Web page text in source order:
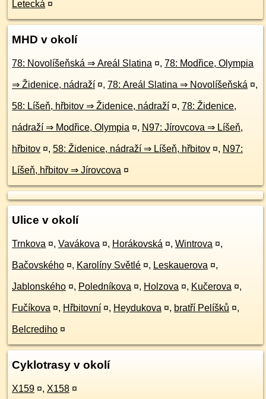
Letecká ¤
MHD v okolí
78: Novolíšeňská ⇒ Areál Slatina ¤, 78: Modřice, Olympia
⇒ Židenice, nádraží ¤, 78: Areál Slatina ⇒ Novolíšeňská ¤,
58: Líšeň, hřbitov ⇒ Židenice, nádraží ¤, 78: Židenice,
nádraží ⇒ Modřice, Olympia ¤, N97: Jírovcova ⇒ Líšeň,
hřbitov ¤, 58: Židenice, nádraží ⇒ Líšeň, hřbitov ¤, N97:
Líšeň, hřbitov ⇒ Jírovcova ¤
Ulice v okolí
Trnkova ¤, Vavákova ¤, Horákovská ¤, Wintrova ¤,
Bačovského ¤, Karolíny Světlé ¤, Leskauerova ¤,
Jablonského ¤, Poledníkova ¤, Holzova ¤, Kučerova ¤,
Fučíkova ¤, Hřbitovní ¤, Heydukova ¤, bratří Pelíšků ¤,
Belcrediho ¤
Cyklotrasy v okolí
X159 ¤, X158 ¤